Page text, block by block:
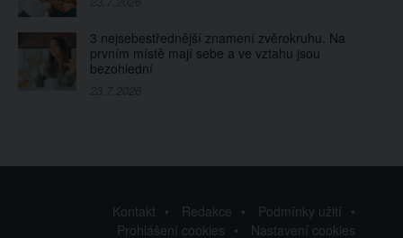
3 nejsebestřednější znamení zvěrokruhu. Na
prvním místě mají sebe a ve vztahu jsou
bezohlední
Kontakt Redakce
Podmínky užití
Prohlášení cookies
Nastavení cookies